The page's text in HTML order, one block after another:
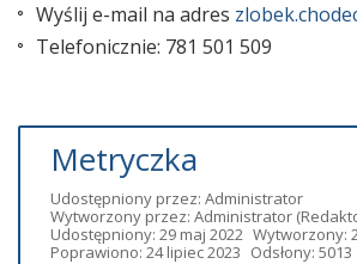
Wyślij e-mail na adres
Telefonicznie: 781 501 509
Metryczka
Udostępniony przez: Administrator
Wytworzony przez: Administrator
Udostępniony: 29 maj 2022 Wytworzony:
Poprawiono: 24 lipiec 2023 Odsłony: 5013